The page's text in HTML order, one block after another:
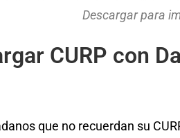
Descargar para
CURP con
que no recuerdan su